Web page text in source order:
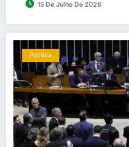
15 De Julho De 2026
Política